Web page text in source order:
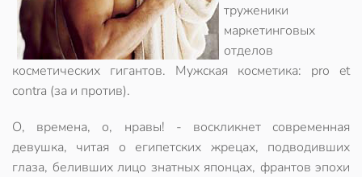
труженики
маркетинговых
отделов
косметических гигантов. Мужская косметика: pro et
contra (за и против).
О, времена, о, нравы! - воскликнет современная
девушка, читая о египетских жрецах, подводивших
глаза, беливших лицо знатных японцах, франтов эпохи